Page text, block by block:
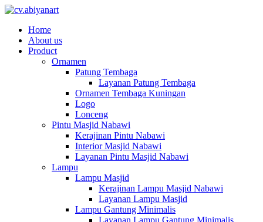
Home
About us
Product
Ornamen
Patung Tembaga
Layanan Patung Tembaga
Ornamen Tembaga Kuningan
Logo
Lonceng
Pintu Masjid Nabawi
Kerajinan Pintu Nabawi
Interior Masjid Nabawi
Layanan Pintu Masjid Nabawi
Lampu
Lampu Masjid
Kerajinan Lampu Masjid Nabawi
Layanan Lampu Masjid
Lampu Gantung Minimalis
Layanan Lampu Gantung Minimalis